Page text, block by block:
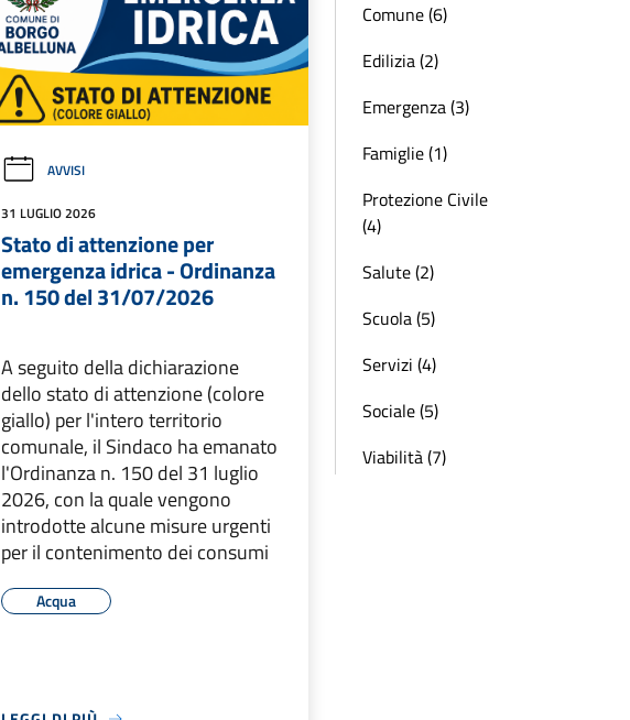
AVVISI
31 LUGLIO 2026
Stato di attenzione per
emergenza idrica - Ordinanza
n. 150 del 31/07/2026
A seguito della dichiarazione
dello stato di attenzione (colore
giallo) per l'intero territorio
comunale, il Sindaco ha emanato
l'Ordinanza n. 150 del 31 luglio
2026, con la quale vengono
introdotte alcune misure urgenti
per il contenimento dei consumi
Acqua
Comune (6)
Edilizia (2)
Emergenza (3)
Famiglie (1)
Protezione Civile
(4)
Salute (2)
Scuola (5)
Servizi (4)
Sociale (5)
Viabilità (7)